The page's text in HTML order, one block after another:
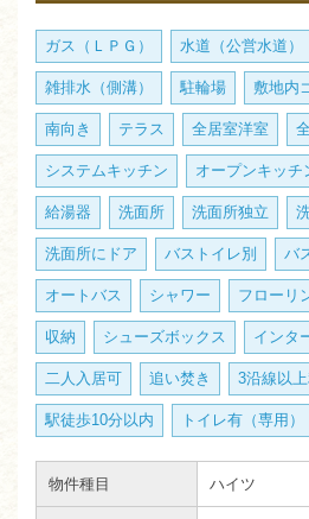
ガス（ＬＰＧ） 水道（公営水道）
雑排水（側溝） 駐輪場 敷地内
南向き テラス 全居室洋室
システムキッチン オープンキッチ
給湯器 洗面所 洗面所独立
洗面所にドア バストイレ別 バ
オートバス シャワー フローリ
収納 シューズボックス インタ
二人入居可 追い焚き 3沿線以
駅徒歩10分以内 トイレ有（専用）
物件種目 ハイツ